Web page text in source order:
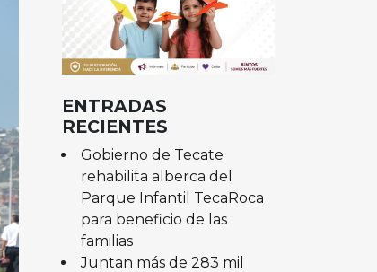
ENTRADAS
RECIENTES
Gobierno de Tecate
rehabilita alberca del
Parque Infantil TecaRoca
para beneficio de las
familias
Juntan más de 283 mil